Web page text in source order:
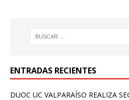
ENTRADAS RECIENTES
DUOC UC VALPARAÍSO REALIZA